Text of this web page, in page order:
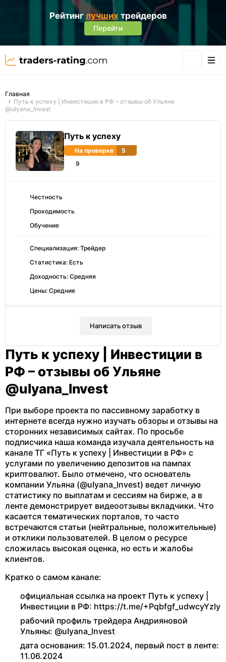
Рейтинглучших трейдеров
Перейти
Главная
Путь к успеху | Инвестиции в РФ – отзывы об Ульяне
@uIyana_lnvest
Путь к успеху
На проверке
5
9
Честность
Проходимость
Обучение
Специализация: Трейдер
Статистика: Есть
Доходность: Средняя
Цены: Средние
Написать отзыв
Путь к успеху | Инвестиции в
РФ – отзывы об Ульяне
@uIyana_lnvest
При выборе проекта по пассивному заработку в
интернете всегда нужно изучать обзоры и отзывы на
сторонних независимых сайтах. По просьбе
подписчика наша команда изучала деятельность на
канале ТГ «Путь к успеху | Инвестиции в РФ» с
услугами по увеличению депозитов на пампах
криптовалют. Было отмечено, что основатель
компании Ульяна (@uIyana_lnvest) ведет личную
статистику по выплатам и сессиям на бирже, а в
ленте демонстрирует видеоотзывы вкладчики. Что
касается тематических порталов, то часто
встречаются статьи (нейтральные, положительные)
и отклики пользователей. В целом о ресурсе
сложилась высокая оценка, но есть и жалобы
клиентов.
Кратко о самом канале:
официальная ссылка на проект Путь к успеху |
Инвестиции в РФ: https://t.me/+Pqbfgf_udwcyYzIy
рабочий профиль трейдера Андрияновой
Ульяны: @uIyana_lnvest
дата основания: 15.01.2024, первый пост в ленте:
11.06.2024